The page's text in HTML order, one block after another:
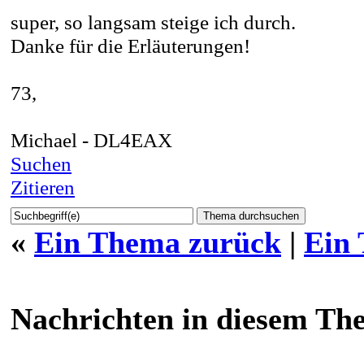
super, so langsam steige ich durch.
Danke für die Erläuterungen!
73,
Michael - DL4EAX
Suchen
Zitieren
« Ein Thema zurück | Ein
Nachrichten in diesem